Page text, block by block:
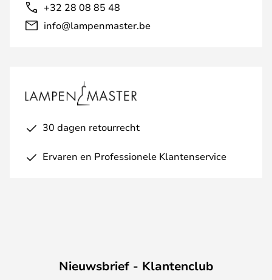
+32 28 08 85 48
info@lampenmaster.be
30 dagen retourrecht
Ervaren en Professionele Klantenservice
Nieuwsbrief - Klantenclub